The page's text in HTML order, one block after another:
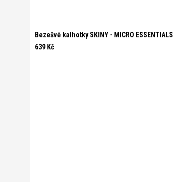
Bezešvé kalhotky SKINY - MICRO ESSENTIALS
639 Kč